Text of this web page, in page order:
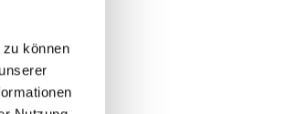
können